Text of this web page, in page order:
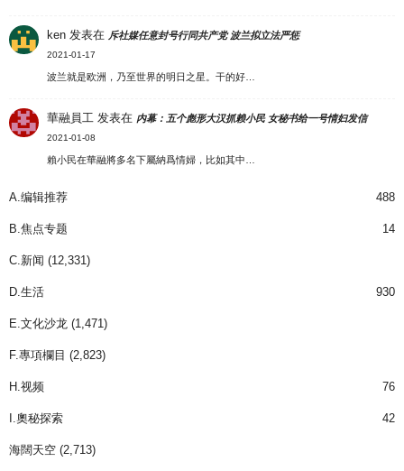
ken 发表在 斥社媒任意封号行同共产党 波兰拟立法严惩
2021-01-17
波兰就是欧洲，乃至世界的明日之星。干的好…
華融員工 发表在 内幕：五个彪形大汉抓赖小民 女秘书给一号情妇发信
2021-01-08
賴小民在華融將多名下屬納爲情婦，比如其中…
A.编辑推荐 488
B.焦点专题 14
C.新闻 (12,331)
D.生活 930
E.文化沙龙 (1,471)
F.專項欄目 (2,823)
H.视频 76
I.奧秘探索 42
海闊天空 (2,713)